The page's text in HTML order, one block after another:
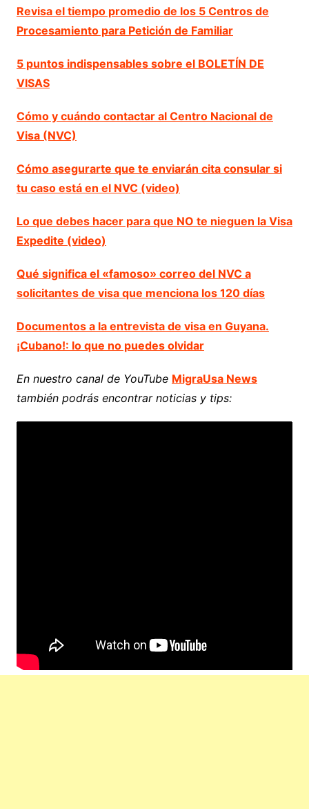
Revisa el tiempo promedio de los 5 Centros de
Procesamiento para Petición de Familiar
5 puntos indispensables sobre el BOLETÍN DE
VISAS
Cómo y cuándo contactar al Centro Nacional de
Visa (NVC)
Cómo asegurarte que te enviarán cita consular si
tu caso está en el NVC (video)
Lo que debes hacer para que NO te nieguen la Visa
Expedite (video)
Qué significa el «famoso» correo del NVC a
solicitantes de visa que menciona los 120 días
Documentos a la entrevista de visa en Guyana.
¡Cubano!: lo que no puedes olvidar
En nuestro canal de YouTube MigraUsa News
también podrás encontrar noticias y tips: